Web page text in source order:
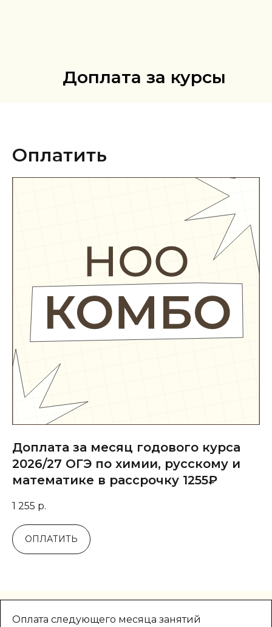
Доплата за курсы
Оплатить
Доплата за месяц годового курса
2026/27 ОГЭ по химии, русскому и
математике в рассрочку 1255₽
1 255 р.
ОПЛАТИТЬ
Оплата следующего месяца занятий